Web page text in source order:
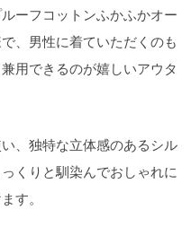
ーフコットンふかふかオー
、男性に着ていただくのも
用できるのが嬉しいアウタ
、独特な立体感のあるシル
くりと馴染んでおしゃれに
す。